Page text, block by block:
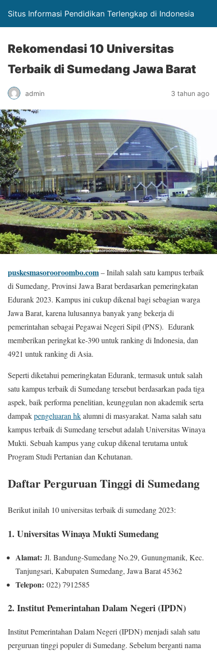
Situs Informasi Pendidikan Terlengkap di Indonesia
Rekomendasi 10 Universitas
Terbaik di Sumedang Jawa Barat
admin 3 tahun ago
puskesmasorooroombo.com– Inilah salah satu kampus terbaik
di Sumedang, Provinsi Jawa Barat berdasarkan pemeringkatan
Edurank 2023. Kampus ini cukup dikenal bagi sebagian warga
Jawa Barat, karena lulusannya banyak yang bekerja di
pemerintahan sebagai Pegawai Negeri Sipil (PNS). Edurank
memberikan peringkat ke-390 untuk ranking di Indonesia, dan
4921 untuk ranking di Asia.
Seperti diketahui pemeringkatan Edurank, termasuk untuk salah
satu kampus terbaik di Sumedang tersebut berdasarkan pada tiga
aspek, baik performa penelitian, keunggulan non akademik serta
dampakpengeluaran hkalumni di masyarakat. Nama salah satu
kampus terbaik di Sumedang tersebut adalah Universitas Winaya
Mukti. Sebuah kampus yang cukup dikenal terutama untuk
Program Studi Pertanian dan Kehutanan.
Daftar Perguruan Tinggi di Sumedang
Berikut inilah 10 universitas terbaik di sumedang 2023:
1. Universitas Winaya Mukti Sumedang
Alamat: Jl. Bandung-Sumedang No.29, Gunungmanik, Kec.
Tanjungsari, Kabupaten Sumedang, Jawa Barat 45362
Telepon: 022) 7912585
2. Institut Pemerintahan Dalam Negeri (IPDN)
Institut Pemerintahan Dalam Negeri (IPDN) menjadi salah satu
perguruan tinggi populer di Sumedang. Sebelum berganti nama